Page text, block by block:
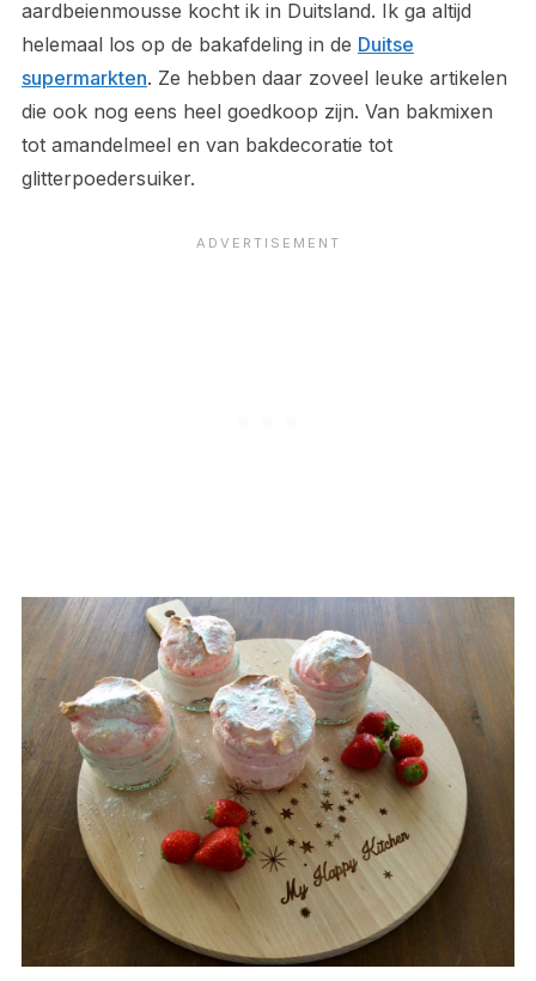
aardbeienmousse kocht ik in Duitsland. Ik ga altijd
helemaal los op de bakafdeling in de Duitse
supermarkten. Ze hebben daar zoveel leuke artikelen
die ook nog eens heel goedkoop zijn. Van bakmixen
tot amandelmeel en van bakdecoratie tot
glitterpoedersuiker.